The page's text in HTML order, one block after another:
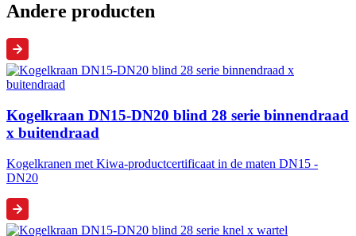
Andere producten
Kogelkraan DN15-DN20 blind 28 serie binnendraad
x buitendraad
Kogelkranen met Kiwa-productcertificaat in de maten DN15 -
DN20